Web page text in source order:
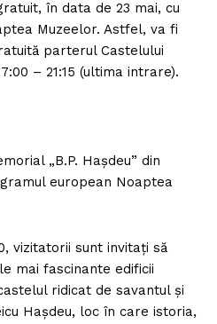
ROMÂNIA
în data de 23 mai, cu
Muzeelor. Astfel, va fi
parterul Castelului
– 21:15 (ultima intrare).
„B.P. Haşdeu” din
european Noaptea
vizitatorii sunt invitaţi să
mai fascinante edificii
ridicat de savantul şi
Haşdeu, loc în care istoria,